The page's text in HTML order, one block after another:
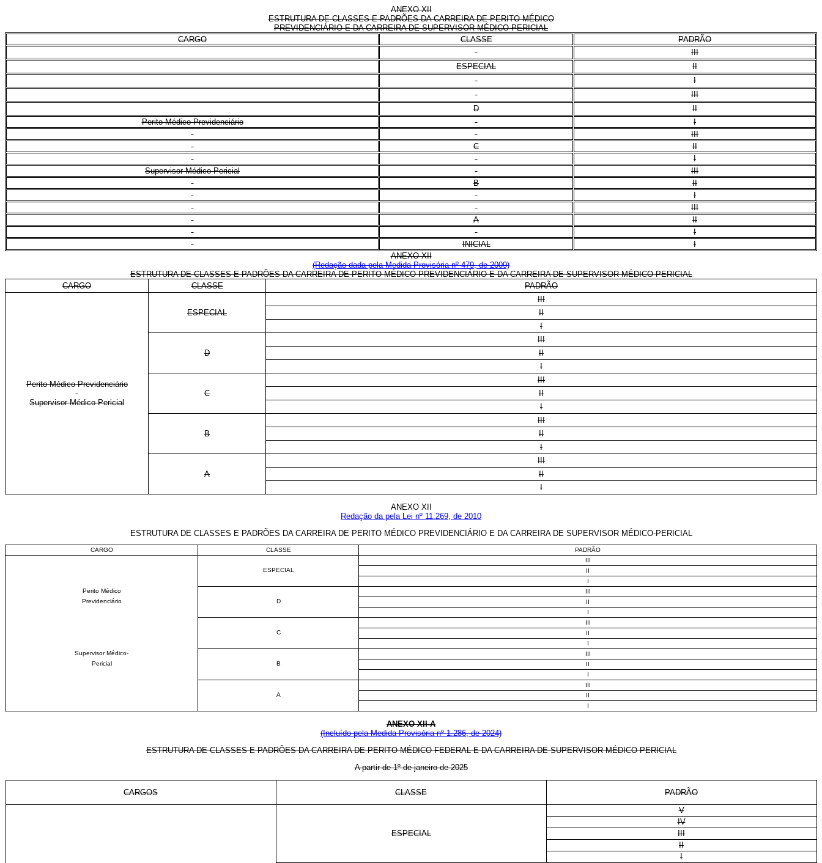
ANEXO XII
ESTRUTURA DE CLASSES E PADRÕES DA CARREIRA DE PERITO MÉDICO
PREVIDENCIÁRIO E DA CARREIRA DE SUPERVISOR MÉDICO-PERICIAL
CARGO
CLASSE
PADRÃO
III
ESPECIAL
II
I
III
D
II
Perito Médico Previdenciário
I
III
C
II
I
Supervisor Médico-Pericial
III
B
II
I
III
A
II
I
INICIAL
I
ANEXO XII
(Redação dada pela Medida Provisória nº 479, de 2009)
ESTRUTURA DE CLASSES E PADRÕES DA CARREIRA DE PERITO MÉDICO PREVIDENCIÁRIO E DA CARREIRA DE SUPERVISOR MÉDICO-PERICIAL
CARGO
CLASSE PADRÃO
Perito Médico Previdenciário
Supervisor Médico-Pericial
ESPECIAL
III
II
I
D
III
II
I
C
III
II
I
B
III
II
I
A
III
II
I
ANEXO XII
Redação da pela Lei nº 11.269, de 2010
ESTRUTURA DE CLASSES E PADRÕES DA CARREIRA DE PERITO MÉDICO PREVIDENCIÁRIO E DA CARREIRA DE SUPERVISOR MÉDICO-PERICIAL
CARGO CLASSE
PADRÃO
III
ESPECIAL
II
I
Perito Médico
III
Previdenciário
D
II
I
III
C
II
I
Supervisor Médico-
III
Pericial
B
II
I
III
A
II
I
ANEXO XII-A
(Incluído pela Medida Provisória nº 1.286, de 2024)
ESTRUTURA DE CLASSES E PADRÕES DA CARREIRA DE PERITO MÉDICO FEDERAL E DA CARREIRA DE SUPERVISOR MÉDICO-PERICIAL
A partir de 1º de janeiro de 2025
CARGOS CLASSE PADRÃO
ESPECIAL
V
IV
III
II
I